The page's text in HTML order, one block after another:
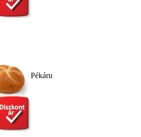
Pékáru